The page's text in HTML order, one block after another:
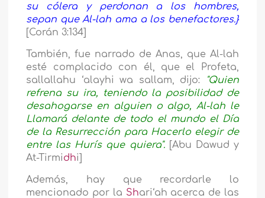
su cólera y perdonan a los hombres,
sepan que Al-lah ama a los benefactores.}
[Corán 3:134]
También, fue narrado de Anas, que Al-lah
esté complacido con él, que el Profeta,
sallallahu ‘alayhi wa sallam, dijo:
"Quien
refrena su ira, teniendo la posibilidad de
desahogarse en alguien o algo, Al-lah le
Llamará delante de todo el mundo el Día
de la Resurrección para Hacerlo elegir de
entre las Hurís que quiera".[Abu Dawud y
At-Tirmidhi]
Además, hay que recordarle lo
mencionado por la Shari‘ah acerca de las